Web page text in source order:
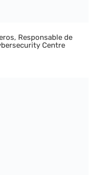
Responsable de
Centre